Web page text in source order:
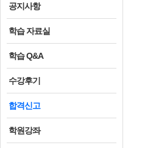
공지사항
학습 자료실
학습 Q&A
수강후기
합격신고
학원강좌